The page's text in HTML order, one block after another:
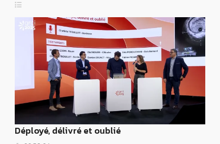
Déployé, délivré et oublié